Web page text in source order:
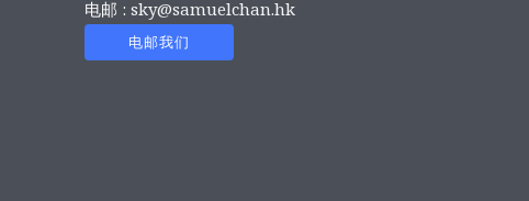
电邮 : sky@samuelchan.hk
电邮我们